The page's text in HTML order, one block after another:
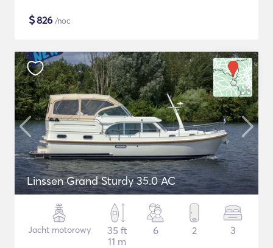
$826 /noc
Linssen Grand Sturdy 35.0 AC
Jacht motorowy
35 ft
11 m
6 2 3